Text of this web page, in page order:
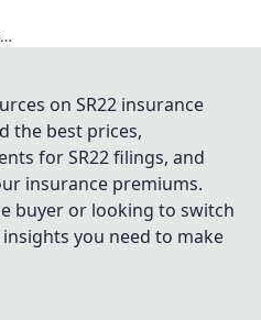
on SR22 insurance
the best prices,
for SR22 filings, and
insurance premiums.
buyer or looking to switch
you need to make